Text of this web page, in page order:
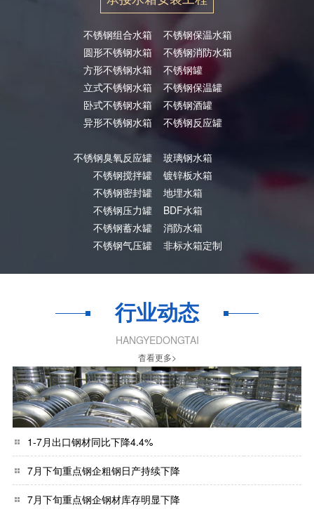
不锈钢组合水箱
圆形不锈钢水箱
方形不锈钢水箱
立式不锈钢水箱
卧式不锈钢水箱
异形不锈钢水箱
不锈钢臭氧反应罐
不锈钢搅拌罐
不锈钢密封罐
不锈钢压力罐
不锈钢蓄水罐
不锈钢气压罐
不锈钢保温水箱
不锈钢消防水箱
不锈钢罐
不锈钢保温罐
不锈钢酒罐
不锈钢反应罐
玻璃钢水箱
镀锌板水箱
地埋水箱
BDF水箱
消防水箱
非标水箱定制
行业动态
HANGYEDONGTAI
杳看更多>
1-7月出口钢材同比下降4.4%
7月下旬重点钢企粗钢日产持续下降
7月下旬重点钢企钢材库存明显下降